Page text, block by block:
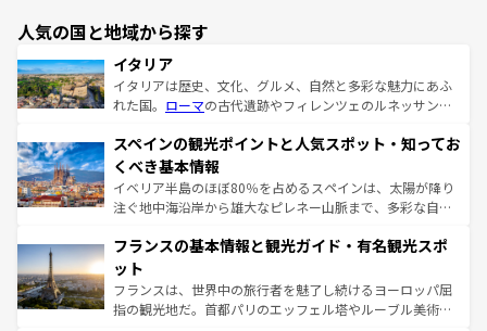
人気の国と地域から探す
イタリア
イタリアは歴史、文化、グルメ、自然と多彩な魅力にあふ
れた国。 ローマの古代遺跡やフィレンツェのルネッサンス
ろん、トスカーナの美しい田園風景やアマルフィ海岸の絶
景など、自然景観も見逃せない。観光の合間には、本場の
ピザやパスタなど、絶品のイタリア料理を堪能することも
できる。朝目覚めてから夜眠るまで、すべての瞬間を楽し
なお、新着のイタリア情報はコンテンツ一覧を参照してほ
しい。
スペインの観光ポイントと人気スポット・知ってお
くべき基本情報
イベリア半島のほぼ80％を占めるスペインは、太陽が降り
注ぐ地中海沿岸から雄大なピレネー山脈まで、多彩な自然
文化が根付くこの国では、情熱的なフラメンコ、熱気あふ
れる闘牛、そして美味しいタパスが生活の一部となってい
る。首都マドリードの洗練された雰囲気や、バルセロナの
アートに溢れた街角から、地方では古代ローマ遺跡や中世
フランスの基本情報と観光ガイド・有名観光スポ
ット
フランスは、世界中の旅行者を魅了し続けるヨーロッパ屈
指の観光地だ。首都パリのエッフェル塔やルーブル美術館